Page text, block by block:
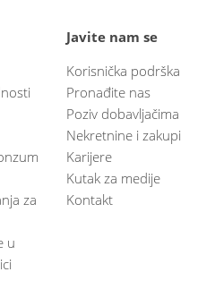
za
u
Javite nam se
Korisnička podrška
Pronađite nas
Poziv dobavljačima
Nekretnine i zakupi
Karijere
Kutak za medije
Kontakt